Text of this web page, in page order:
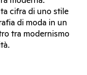
cifra di uno stile
di moda in un
tra modernismo